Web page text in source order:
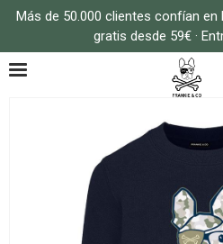
Más de 50.000 clientes confían en
gratis desde 59€ ·